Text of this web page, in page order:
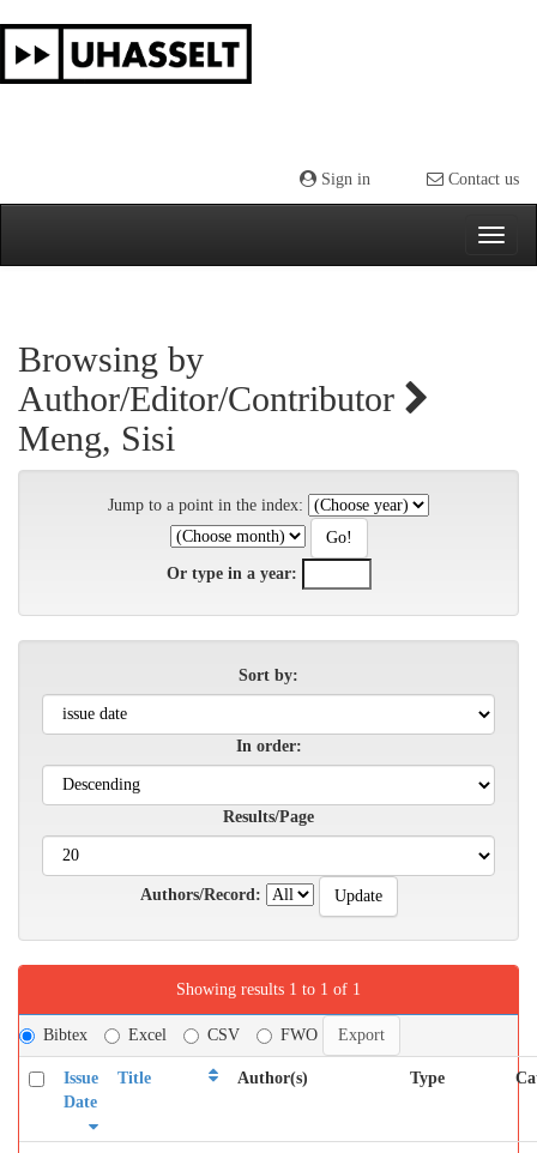
navigation
Sign in Contact us
Browsing by
Author/Editor/Contributor
Meng, Sisi
Jump to a point in the index:
Or type in a year:
Sort by:
In order:
Results/Page
Authors/Record:
Showing results 1 to 1 of 1
Bibtex Excel CSV FWO
Issue
Date
Title Author(s) Type